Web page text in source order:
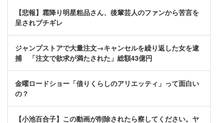
【悲報】霜降り明星粗品さん、後輩芸人のファンから苦言を
呈されブチギレ
ジャンプストアで大量注文→キャンセルを繰り返した女を逮
捕 「注文で欲求が満たされた」総額43億円
金曜ロードショー「借りくらしのアリエッティ」って面白い
の？
【小池百合子】この動画が削除されたら察してください。ヤ